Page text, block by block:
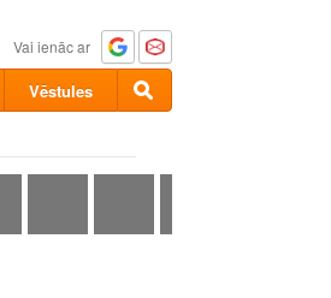
Vai ienāc ar
Vēstules